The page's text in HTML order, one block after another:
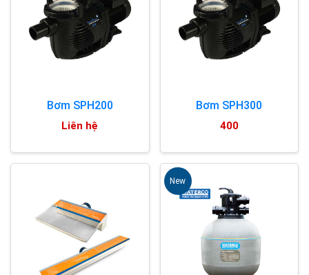
Bơm SPH200
Liên hệ
Bơm SPH300
400
New